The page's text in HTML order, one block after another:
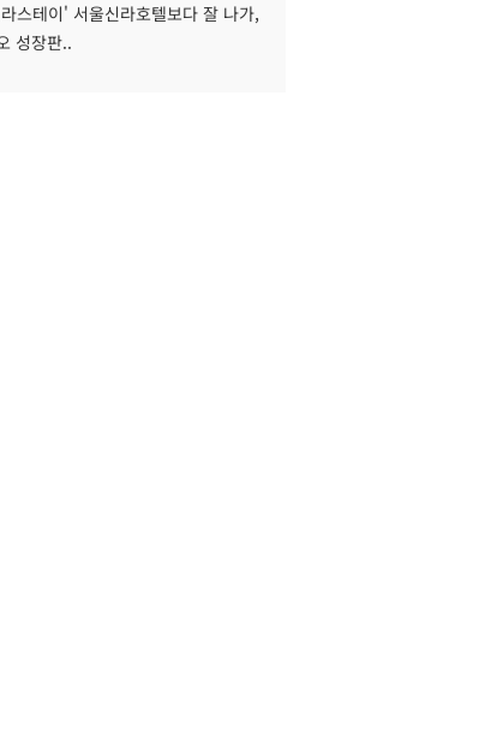
스테이' 서울신라호텔보다 잘 나가,
성장판..